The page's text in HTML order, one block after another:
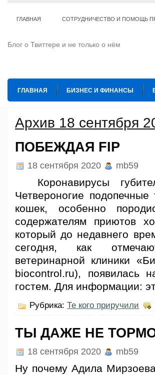
ГЛАВНАЯ СОТРУДНИЧЕСТВО И ПОМОЩЬ
Блог о Твиттере и не только о нём
ГЛАВНАЯ БИЗНЕС И ФИНАНСЫ
Архив 18 сентября
ПОБЕЖДАЯ FIP
18 сентября 2020 mb59
Коронавирусы
Четвероногие
кошек, особенно
содержателям приютов
который до недавнего
сегодня, как
ветеринарной клиники
biocontrol.ru), появилась
гостем. Для информации:
Рубрика: Те кого приручили
ТЫ ДАЖЕ НЕ
18 сентября 2020 mb59
Ну почему Адила